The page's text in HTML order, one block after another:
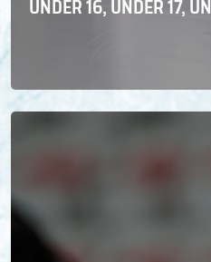
UNDER 16, UNDER 17,